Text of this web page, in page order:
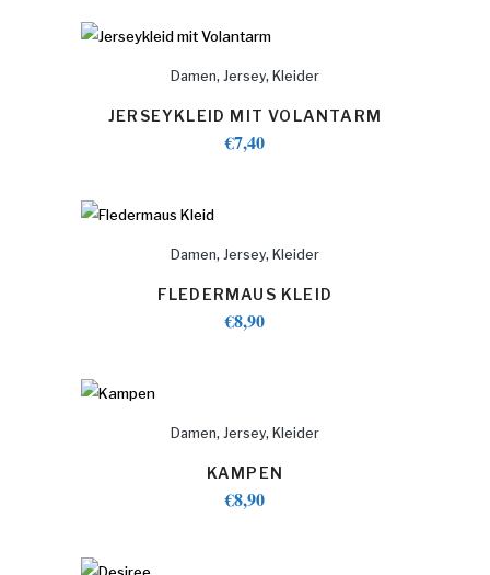
Damen, Jersey, Kleider
JERSEYKLEID MIT VOLANTARM
€7,40
Damen, Jersey, Kleider
FLEDERMAUS KLEID
€8,90
Damen, Jersey, Kleider
KAMPEN
€8,90